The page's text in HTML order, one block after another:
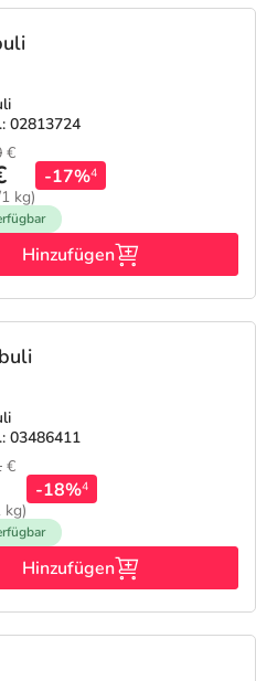
02813724
€
kg)
-17%4
Hinzufügen
03486411
€
kg)
-18%4
Hinzufügen